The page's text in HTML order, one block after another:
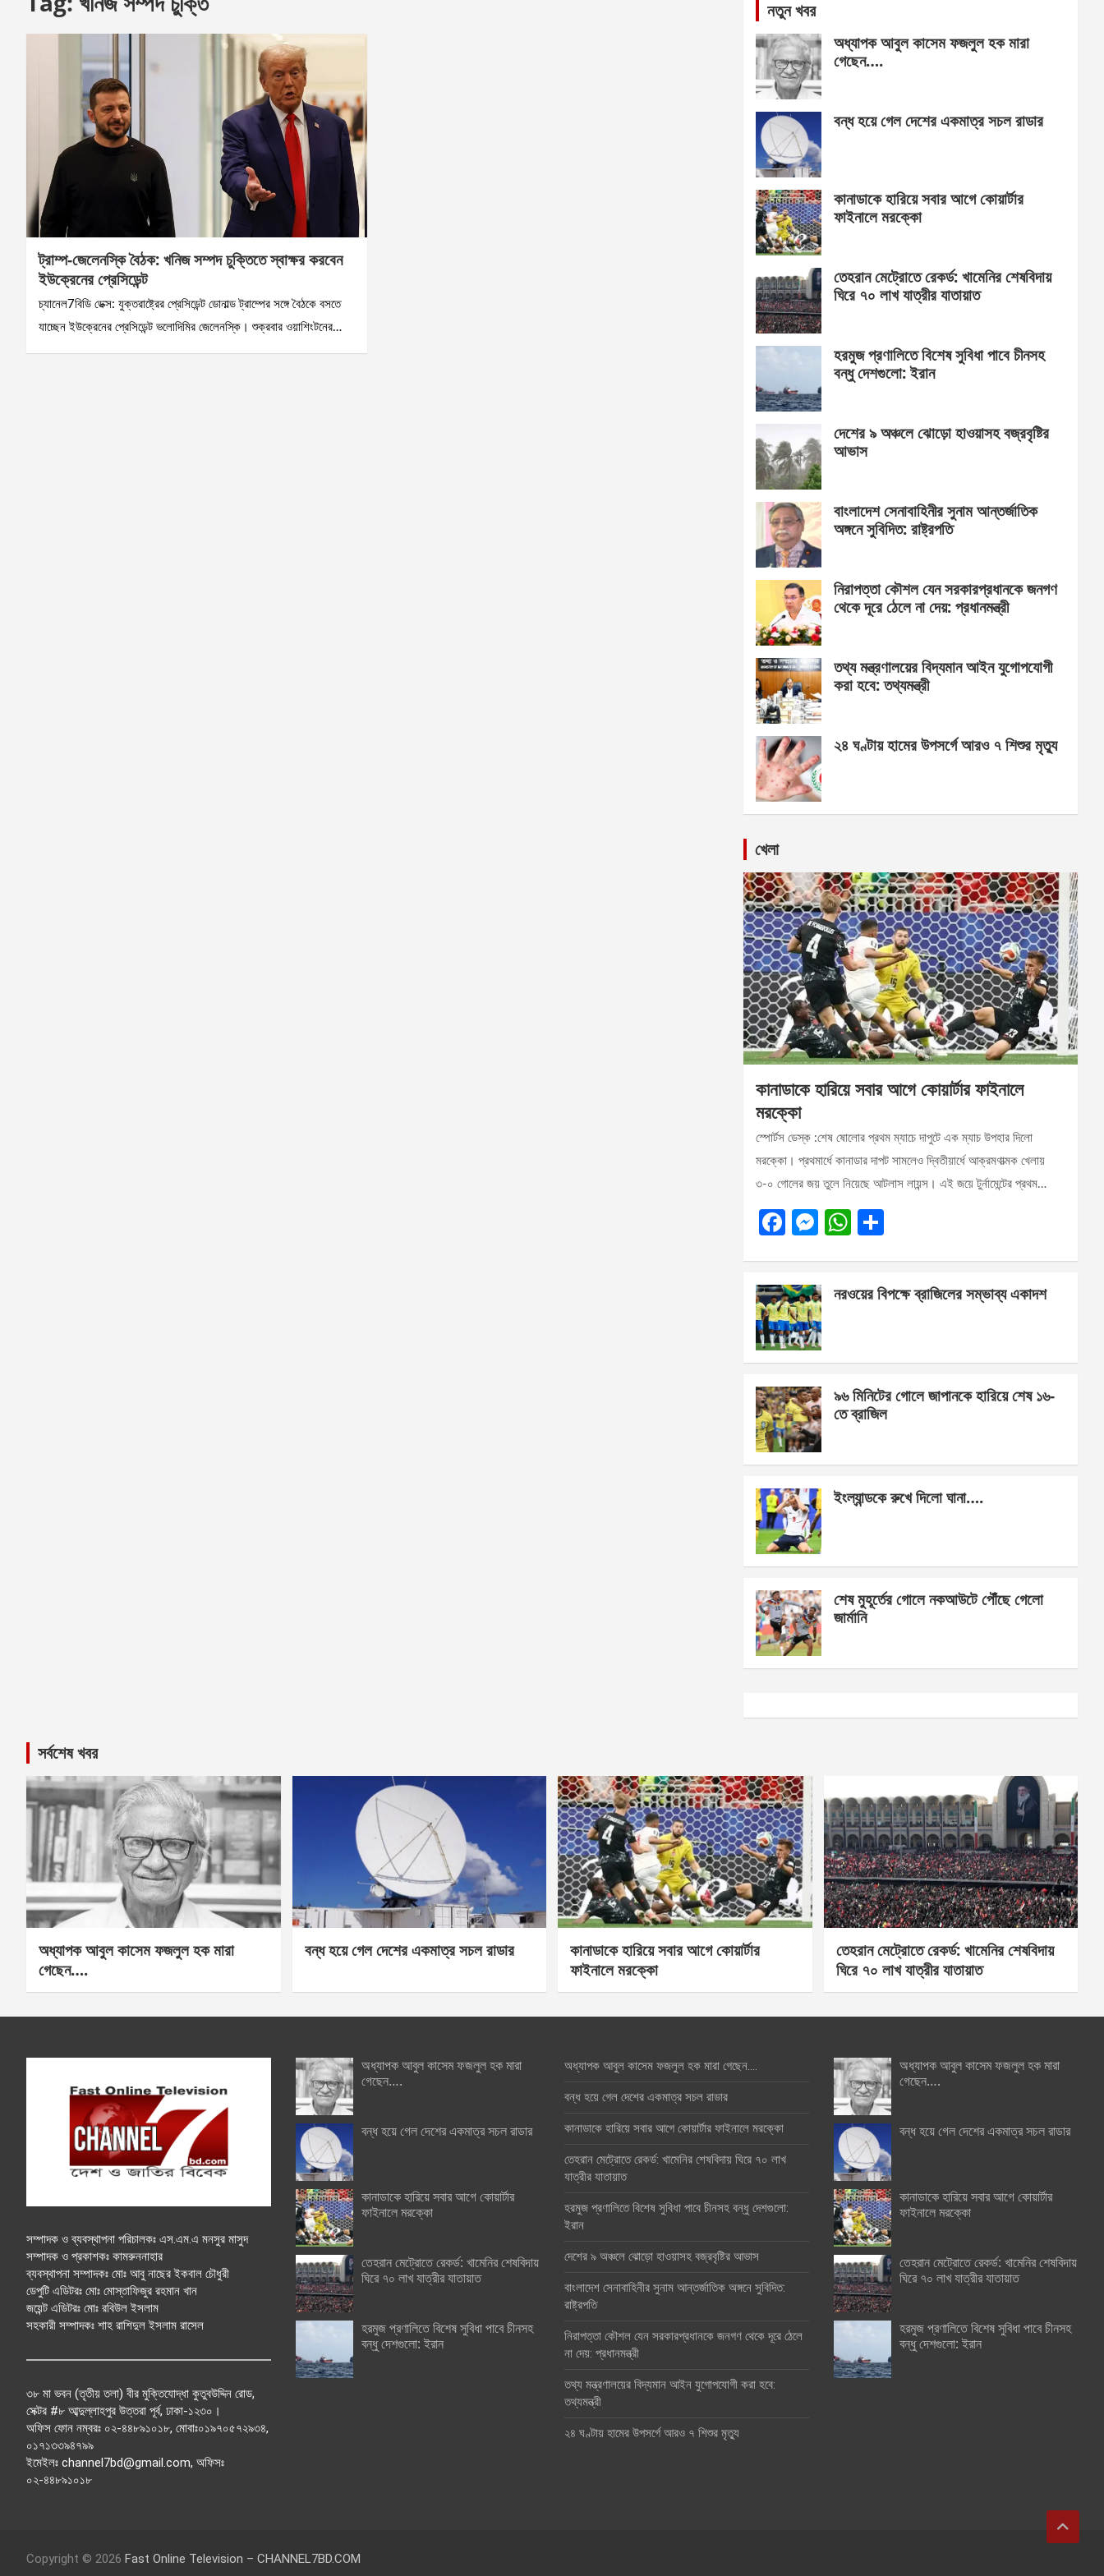
ট্রাম্প-জেলেনস্কি বৈঠক: খনিজ সম্পদ চুক্তিতে স্বাক্ষর করবেন
ইউক্রেনের প্রেসিডেন্ট
চ্যানেল7বিডি ডেক্স: যুক্তরাষ্ট্রের প্রেসিডেন্ট ডোনাল্ড ট্রাম্পের সঙ্গে বৈঠকে বসতে
যাচ্ছেন ইউক্রেনের প্রেসিডেন্ট ভলোদিমির জেলেনস্কি। শুক্রবার ওয়াশিংটনের…
নতুন খবর
অধ্যাপক আবুল কাসেম ফজলুল হক মারা
গেছেন….
বন্ধ হয়ে গেল দেশের একমাত্র সচল রাডার
কানাডাকে হারিয়ে সবার আগে কোয়ার্টার
ফাইনালে মরক্কো
তেহরান মেট্রোতে রেকর্ড: খামেনির শেষবিদায়
ঘিরে ৭০ লাখ যাত্রীর যাতায়াত
হরমুজ প্রণালিতে বিশেষ সুবিধা পাবে চীনসহ
বন্ধু দেশগুলো: ইরান
দেশের ৯ অঞ্চলে ঝোড়ো হাওয়াসহ বজ্রবৃষ্টির
আভাস
বাংলাদেশ সেনাবাহিনীর সুনাম আন্তর্জাতিক
অঙ্গনে সুবিদিত: রাষ্ট্রপতি
নিরাপত্তা কৌশল যেন সরকারপ্রধানকে জনগণ
থেকে দূরে ঠেলে না দেয়: প্রধানমন্ত্রী
তথ্য মন্ত্রণালয়ের বিদ্যমান আইন যুগোপযোগী
করা হবে: তথ্যমন্ত্রী
২৪ ঘণ্টায় হামের উপসর্গে আরও ৭ শিশুর মৃত্যু
খেলা
কানাডাকে হারিয়ে সবার আগে কোয়ার্টার ফাইনালে
মরক্কো
স্পোর্টস ডেস্ক :শেষ ষোলোর প্রথম ম্যাচে দাপুটে এক ম্যাচ উপহার দিলো
মরক্কো। প্রথমার্ধে কানাডার দাপট সামলেও দ্বিতীয়ার্ধে আক্রমণাত্মক খেলায়
৩-০ গোলের জয় তুলে নিয়েছে আটলাস লায়ন্স। এই জয়ে টুর্নামেন্টের প্রথম…
F
b
o
o
k
M
n
g
er
W
s
e
নরওয়ের বিপক্ষে ব্রাজিলের সম্ভাব্য একাদশ
৯৬ মিনিটের গোলে জাপানকে হারিয়ে শেষ ১৬-
তে ব্রাজিল
ইংল্যান্ডকে রুখে দিলো ঘানা….
শেষ মুহূর্তের গোলে নকআউটে পৌঁছে গেলো
জার্মানি
সর্বশেষ খবর
অধ্যাপক আবুল কাসেম ফজলুল হক মারা
গেছেন….
বন্ধ হয়ে গেল দেশের একমাত্র সচল রাডার
কানাডাকে হারিয়ে সবার আগে কোয়ার্টার
ফাইনালে মরক্কো
তেহরান মেট্রোতে রেকর্ড: খামেনির শেষবিদায়
ঘিরে ৭০ লাখ যাত্রীর যাতায়াত
সম্পাদক ও ব্যবস্থাপনা পরিচালকঃ এস.এম.এ মনসুর মাসুদ
সম্পাদক ও প্রকাশকঃ কামরুননাহার
ব্যবস্থাপনা সম্পাদকঃ মোঃ আবু নাছের ইকবাল চৌধুরী
ডেপুটি এডিটরঃ মোঃ মোস্তাফিজুর রহমান খান
জয়েন্ট এডিটরঃ মোঃ রবিউল ইসলাম
সহকারী সম্পাদকঃ শাহ রাশিদুল ইসলাম রাসেল
৩৮ মা ভবন (তৃতীয় তলা) বীর মুক্তিযোদ্ধা কুতুবউদ্দিন রোড,
সেক্টর #৮ আব্দুল্লাহপুর উত্তরা পূর্ব, ঢাকা-১২৩০।
অফিস ফোন নম্বরঃ ০২-৪৪৮৯১০১৮, মোবাঃ০১৯৭০৫৭২৯৩৪,
০১৭১৩৩৯৪৭৯৯
ইমেইলঃ channel7bd@gmail.com, অফিসঃ
০২-৪৪৮৯১০১৮
অধ্যাপক আবুল কাসেম ফজলুল হক মারা
গেছেন….
বন্ধ হয়ে গেল দেশের একমাত্র সচল রাডার
কানাডাকে হারিয়ে সবার আগে কোয়ার্টার
ফাইনালে মরক্কো
তেহরান মেট্রোতে রেকর্ড: খামেনির শেষবিদায়
ঘিরে ৭০ লাখ যাত্রীর যাতায়াত
হরমুজ প্রণালিতে বিশেষ সুবিধা পাবে চীনসহ
বন্ধু দেশগুলো: ইরান
অধ্যাপক আবুল কাসেম ফজলুল হক মারা গেছেন….
বন্ধ হয়ে গেল দেশের একমাত্র সচল রাডার
কানাডাকে হারিয়ে সবার আগে কোয়ার্টার ফাইনালে মরক্কো
তেহরান মেট্রোতে রেকর্ড: খামেনির শেষবিদায় ঘিরে ৭০ লাখ
যাত্রীর যাতায়াত
হরমুজ প্রণালিতে বিশেষ সুবিধা পাবে চীনসহ বন্ধু দেশগুলো:
ইরান
দেশের ৯ অঞ্চলে ঝোড়ো হাওয়াসহ বজ্রবৃষ্টির আভাস
বাংলাদেশ সেনাবাহিনীর সুনাম আন্তর্জাতিক অঙ্গনে সুবিদিত:
রাষ্ট্রপতি
নিরাপত্তা কৌশল যেন সরকারপ্রধানকে জনগণ থেকে দূরে ঠেলে
না দেয়: প্রধানমন্ত্রী
তথ্য মন্ত্রণালয়ের বিদ্যমান আইন যুগোপযোগী করা হবে:
তথ্যমন্ত্রী
২৪ ঘণ্টায় হামের উপসর্গে আরও ৭ শিশুর মৃত্যু
অধ্যাপক আবুল কাসেম ফজলুল হক মারা
গেছেন….
বন্ধ হয়ে গেল দেশের একমাত্র সচল রাডার
কানাডাকে হারিয়ে সবার আগে কোয়ার্টার
ফাইনালে মরক্কো
তেহরান মেট্রোতে রেকর্ড: খামেনির শেষবিদায়
ঘিরে ৭০ লাখ যাত্রীর যাতায়াত
হরমুজ প্রণালিতে বিশেষ সুবিধা পাবে চীনসহ
বন্ধু দেশগুলো: ইরান
Copyright © 2026 Fast Online Television – CHANNEL7BD.COM